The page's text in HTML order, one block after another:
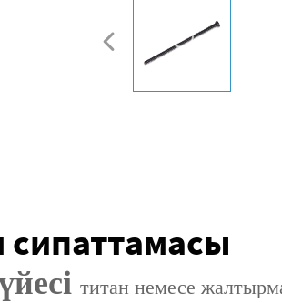
сипаттамасы
титан немесе